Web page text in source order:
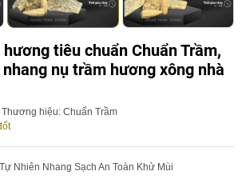
tiêu chuẩn Chuẩn Trầm,
nụ trầm hương xông nhà
Thương hiệu: Chuẩn Trầm
Nhiên Nhang Sạch An Toàn Khử Mùi